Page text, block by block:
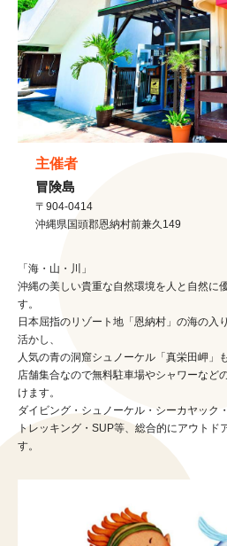
主催者
冒険島
〒904-0414
沖縄県国頭郡恩納村前兼久149
「海・山・川」
沖縄の美しい貴重な自然環境を人と自然に
す。
日本屈指のリゾート地「恩納村」の海の入
活かし、
人気の青の洞窟シュノーケル「真栄田岬」
店舗集合なので無料駐車場やシャワーなど
けます。
ダイビング・シュノーケル・シーカヤック
トレッキング・SUP等、総合的にアウトド
す。